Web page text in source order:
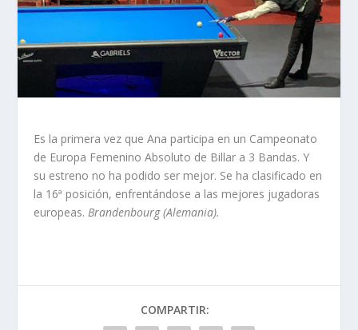
Es la primera vez que Ana participa en un Campeonato
de Europa Femenino Absoluto de Billar a 3 Bandas. Y
su estreno no ha podido ser mejor. Se ha clasificado en
la 16ª posición, enfrentándose a las mejores jugadoras
europeas.Brandenbourg (Alemania).
COMPARTIR: